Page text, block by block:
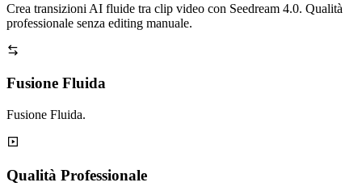
Crea transizioni AI fluide tra clip video con Seedream 4.0. Qualità
professionale senza editing manuale.
Fusione Fluida
Fusione Fluida.
Qualità Professionale